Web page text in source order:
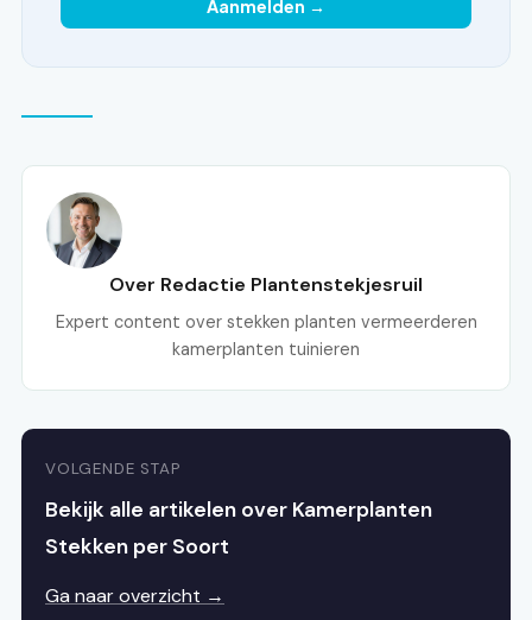
Aanmelden →
Over Redactie Plantenstekjesruil
Expert content over stekken planten vermeerderen
kamerplanten tuinieren
VOLGENDE STAP
Bekijk alle artikelen over Kamerplanten
Stekken per Soort
Ga naar overzicht →